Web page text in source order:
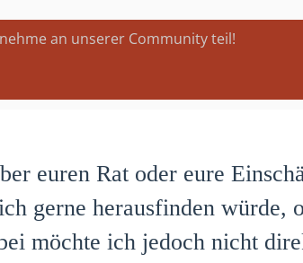
an unserer Community teil!
euren Rat oder eure
gerne herausfinden
möchte ich jedoch nicht